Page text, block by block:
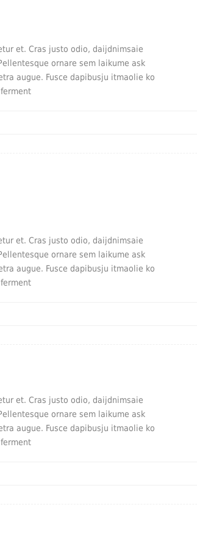
et. Cras justo odio, daijdnimsaie
ornare sem laikume ask
augue. Fusce dapibusju itmaolie ko
et. Cras justo odio, daijdnimsaie
ornare sem laikume ask
augue. Fusce dapibusju itmaolie ko
et. Cras justo odio, daijdnimsaie
ornare sem laikume ask
augue. Fusce dapibusju itmaolie ko